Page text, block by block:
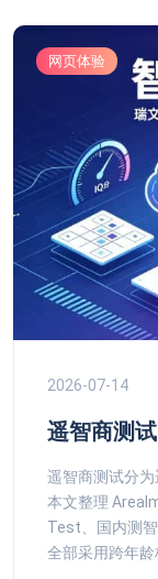
网页体验
2026-07-14
遥智商测
遥智商测试分为
本文整理
Test、国内测
全部采用跨年龄